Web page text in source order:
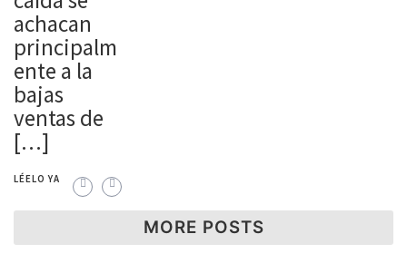
escasez de
munición.
Es por eso
que
cuando
Post
Trauma fue
anunciado
y más […]
LÉELO YA
achacan
principalm
ente a la
bajas
ventas de
[…]
LÉELO YA
MORE POSTS